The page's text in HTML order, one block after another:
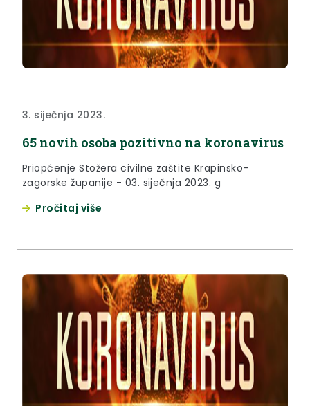
3. siječnja 2023.
65 novih osoba pozitivno na koronavirus
Priopćenje Stožera civilne zaštite Krapinsko-
zagorske županije - 03. siječnja 2023. g
Pročitaj više